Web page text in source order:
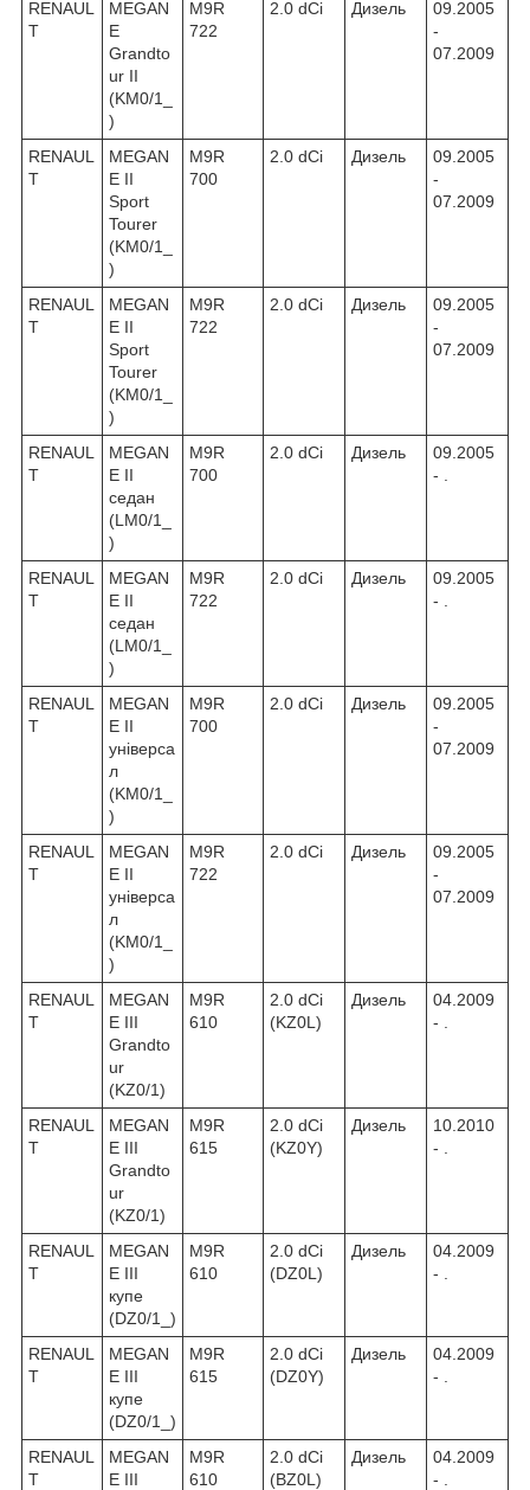
RENAUL
T
MEGAN
E
Grandto
ur II
(KM0/1_
)
M9R
722
2.0 dCi Дизель
09.2005
-
07.2009
RENAUL
T
MEGAN
E II
Sport
Tourer
(KM0/1_
)
M9R
700
2.0 dCi Дизель
09.2005
-
07.2009
RENAUL
T
MEGAN
E II
Sport
Tourer
(KM0/1_
)
M9R
722
2.0 dCi Дизель
09.2005
-
07.2009
RENAUL
T
MEGAN
E II
седан
(LM0/1_
)
M9R
700
2.0 dCi Дизель
09.2005
- .
RENAUL
T
MEGAN
E II
седан
(LM0/1_
)
M9R
722
2.0 dCi Дизель
09.2005
- .
RENAUL
T
MEGAN
E II
універса
л
(KM0/1_
)
M9R
700
2.0 dCi Дизель
09.2005
-
07.2009
RENAUL
T
MEGAN
E II
універса
л
(KM0/1_
)
M9R
722
2.0 dCi Дизель
09.2005
-
07.2009
RENAUL
T
MEGAN
E III
Grandto
ur
(KZ0/1)
M9R
610
2.0 dCi
(KZ0L)
Дизель
04.2009
- .
RENAUL
T
MEGAN
E III
Grandto
ur
(KZ0/1)
M9R
615
2.0 dCi
(KZ0Y)
Дизель
10.2010
- .
RENAUL
T
MEGAN
E III
купе
(DZ0/1_)
M9R
610
2.0 dCi
(DZ0L)
Дизель
04.2009
- .
RENAUL
T
MEGAN
E III
купе
(DZ0/1_)
M9R
615
2.0 dCi
(DZ0Y)
Дизель
04.2009
- .
RENAUL
T
MEGAN
E III
M9R
610
2.0 dCi
(BZ0L)
Дизель
04.2009
- .